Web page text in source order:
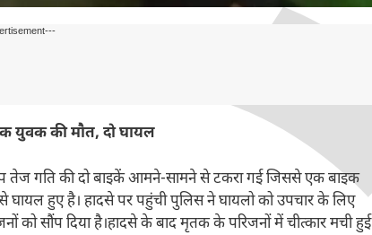
युवक की मौत, दो घायल
तेज गति की दो बाइकें आमने-सामने से टकरा गई जिससे एक बाइक
घायल हुए है। हादसे पर पहुंची पुलिस ने घायलो को उपचार के लिए
सौंप दिया है।हादसे के बाद मृतक के परिजनों में चीत्कार मची हुई